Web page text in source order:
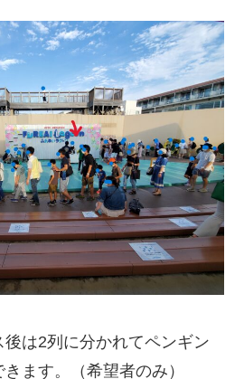
後は2列に分かれてペンギン
ます。（希望者のみ）